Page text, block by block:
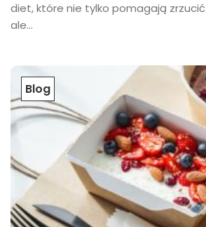
diet, które nie tylko pomagają
ale...
Blog